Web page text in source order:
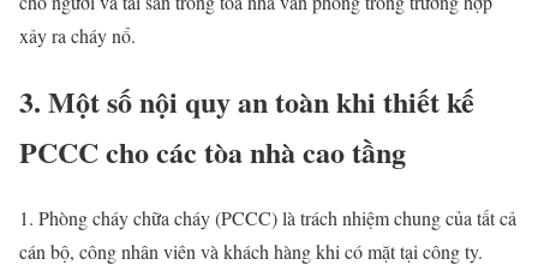
xảy ra cháy nổ.
3. Một số nội quy an toàn khi thiết kế
PCCC cho các tòa nhà cao tầng
1. Phòng cháy chữa cháy (PCCC) là trách nhiệm chung của tất cả
cán bộ, công nhân viên và khách hàng khi có mặt tại công ty.